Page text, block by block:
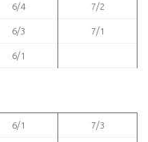
6/4 7/2
6/3 7/1
6/1
6/1 7/3